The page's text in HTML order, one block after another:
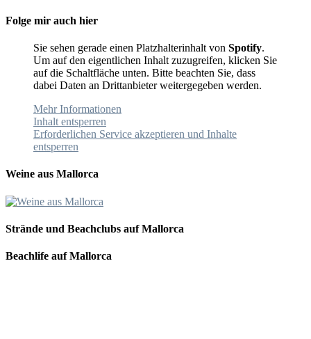
Folge mir auch hier
Sie sehen gerade einen Platzhalterinhalt von Spotify.
Um auf den eigentlichen Inhalt zuzugreifen, klicken Sie
auf die Schaltfläche unten. Bitte beachten Sie, dass
dabei Daten an Drittanbieter weitergegeben werden.
Mehr Informationen
Inhalt entsperren
Erforderlichen Service akzeptieren und Inhalte
entsperren
Weine aus Mallorca
Strände und Beachclubs auf Mallorca
Beachlife auf Mallorca